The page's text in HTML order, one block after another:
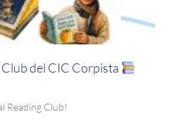
del CIC Corpista
Reading Club!